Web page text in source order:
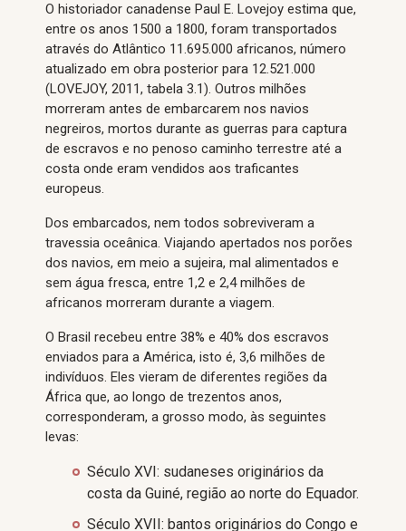
O historiador canadense Paul E. Lovejoy estima que,
entre os anos 1500 a 1800, foram transportados
através do Atlântico 11.695.000 africanos, número
atualizado em obra posterior para 12.521.000
(LOVEJOY, 2011, tabela 3.1). Outros milhões
morreram antes de embarcarem nos navios
negreiros, mortos durante as guerras para captura
de escravos e no penoso caminho terrestre até a
costa onde eram vendidos aos traficantes
europeus.
Dos embarcados, nem todos sobreviveram a
travessia oceânica. Viajando apertados nos porões
dos navios, em meio a sujeira, mal alimentados e
sem água fresca, entre 1,2 e 2,4 milhões de
africanos morreram durante a viagem.
O Brasil recebeu entre 38% e 40% dos escravos
enviados para a América, isto é, 3,6 milhões de
indivíduos. Eles vieram de diferentes regiões da
África que, ao longo de trezentos anos,
corresponderam, a grosso modo, às seguintes
levas:
Século XVI: sudaneses originários da
costa da Guiné, região ao norte do Equador.
Século XVII: bantos originários do Congo e